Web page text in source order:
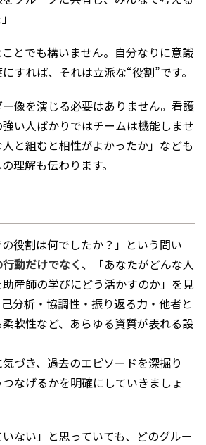
とでも構いません。自分なりに意識
すれば、それは立派な“役割”です。
像を演じる必要はありません。看護
い人ばかりではチームは機能しませ
と組むと相性がよかったか」なども
理解も伝わります。
の役割は何でしたか？」という問い
動だけでなく 、「あなたがどんな人
産師の学びにどう活かすのか」を見
分析・協調性・振り返る力・他者と
軟性など、あらゆる資質が表れる設
づき、過去のエピソードを深掘り
なげるかを明確にしていきましょ
いない」と思っていても、どのグルー